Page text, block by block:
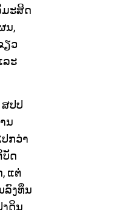
ມະສິດ
ນ,
ຽວ
ລະ
ສປປ
ນ
ກວ່າ
ບັດ
ແຕ່
ລົງທຶນ
ດິນ